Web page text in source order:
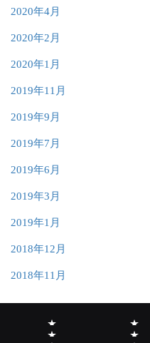
2020年4月
2020年2月
2020年1月
2019年11月
2019年9月
2019年7月
2019年6月
2019年3月
2019年1月
2018年12月
2018年11月